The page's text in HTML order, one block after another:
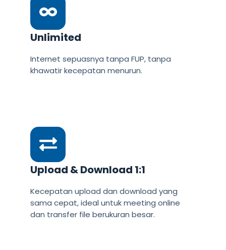
Unlimited
Internet sepuasnya tanpa FUP, tanpa
khawatir kecepatan menurun.
Upload & Download 1:1
Kecepatan upload dan download yang
sama cepat, ideal untuk meeting online
dan transfer file berukuran besar.